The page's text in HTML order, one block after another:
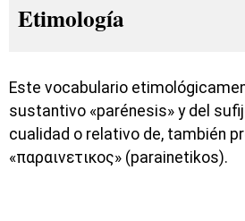
Etimología
Este vocabulario
sustantivo «parénesis» y del
cualidad o relativo de, también
«παραινετικος» (parainetikos).